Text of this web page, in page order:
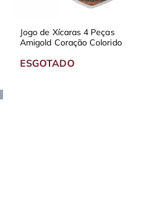
Jogo de Xícaras 4 Peças
Amigold Coração Colorido
ESGOTADO